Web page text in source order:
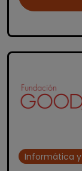
Informática